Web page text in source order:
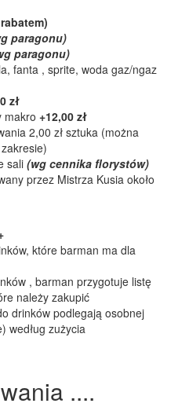
paragonu)
paragonu)
fanta , sprite, woda gaz/ngaz
zł
makro +12,00 zł
2,00 zł sztuka (można
sali (wg cennika florystów)
przez Mistrza Kusia około
które barman ma dla
, barman przygotuje listę
należy zakupić
drinków podlegają osobnej
według zużycia
....